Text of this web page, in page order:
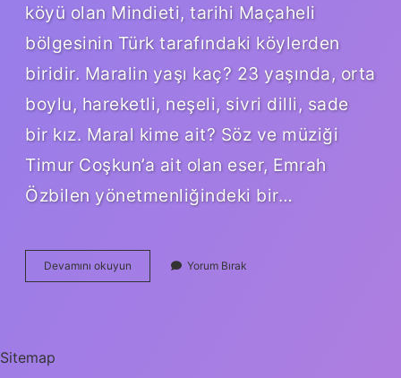
köyü olan Mindieti, tarihi Maçaheli
bölgesinin Türk tarafındaki köylerden
biridir. Maralin yaşı kaç? 23 yaşında, orta
boylu, hareketli, neşeli, sivri dilli, sade
bir kız. Maral kime ait? Söz ve müziği
Timur Coşkun’a ait olan eser, Emrah
Özbilen yönetmenliğindeki bir…
Devamını okuyun
Zaza
Yorum Bırak
Sitemap